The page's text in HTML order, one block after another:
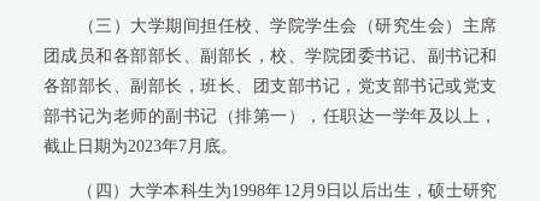
（三）大学期间担任校、学院学生会（研究生会）主席
团成员和各部部长、副部长，校、学院团委书记、副书记和
各部部长、副部长，班长、团支部书记，党支部书记或党支
部书记为老师的副书记（排第一），任职达一学年及以上，
截止日期为2023年7月底。
（四）大学本科生为1998年12月9日以后出生，硕士研究